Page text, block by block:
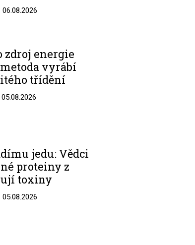
06.08.2026
zdroj energie
vyrábí
třídění
05.08.2026
jedu: Vědci
proteiny z
toxiny
05.08.2026